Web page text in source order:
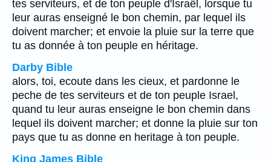
tes serviteurs, et de ton peuple d'Israël, lorsque tu
leur auras enseigné le bon chemin, par lequel ils
doivent marcher; et envoie la pluie sur la terre que
tu as donnée à ton peuple en héritage.
Darby Bible
alors, toi, ecoute dans les cieux, et pardonne le
peche de tes serviteurs et de ton peuple Israel,
quand tu leur auras enseigne le bon chemin dans
lequel ils doivent marcher; et donne la pluie sur ton
pays que tu as donne en heritage à ton peuple.
King James Bible